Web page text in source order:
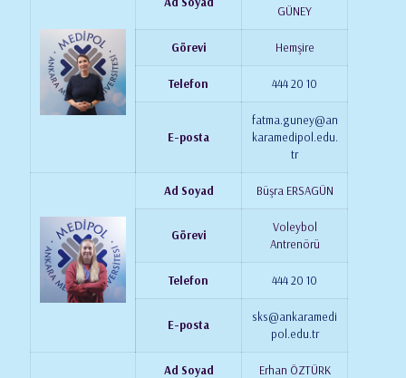
GÜNEY
Görevi Hemşire
Telefon 444 20 10
E-posta
fatma.guney@an
karamedipol.edu.
tr
Ad Soyad Büşra ERSAGÜN
Görevi
Voleybol
Antrenörü
Telefon 444 20 10
E-posta
sks@ankaramedi
pol.edu.tr
Ad Soyad Erhan ÖZTÜRK